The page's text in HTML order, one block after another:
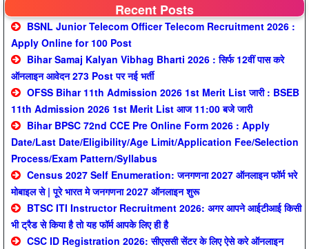
Recent Posts
BSNL Junior Telecom Officer Telecom Recruitment 2026 :
Apply Online for 100 Post
Bihar Samaj Kalyan Vibhag Bharti 2026 : सिर्फ 12वीं पास करे
ऑनलाइन आवेदन 273 Post पर नई भर्ती
OFSS Bihar 11th Admission 2026 1st Merit List जारी : BSEB
11th Admission 2026 1st Merit List आज 11:00 बजे जारी
Bihar BPSC 72nd CCE Pre Online Form 2026 : Apply
Date/Last Date/Eligibility/Age Limit/Application Fee/Selection
Process/Exam Pattern/Syllabus
Census 2027 Self Enumeration: जनगणना 2027 ऑनलाइन फॉर्म भरे
मोबाइल से | पूरे भारत मे जनगणना 2027 ऑनलाइन शुरू
BTSC ITI Instructor Recruitment 2026: अगर आपने आईटीआई किसी
भी ट्रैड से किया है तो यह फॉर्म आपके लिए ही है
CSC ID Registration 2026: सीएससी सेंटर के लिए ऐसे करे ऑनलाइन